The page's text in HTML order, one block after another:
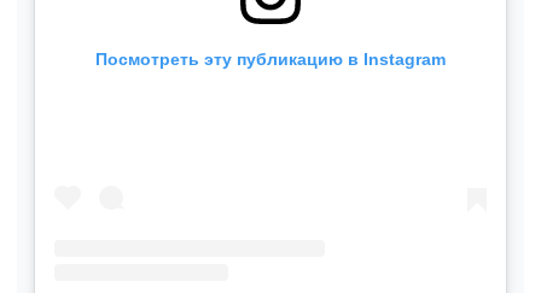
Посмотреть эту публикацию в Instagram